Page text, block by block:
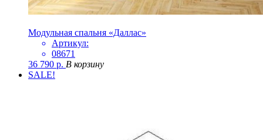
Модульная спальня «Даллас»
Артикул:
08671
36 790 р. В корзину
SALE!